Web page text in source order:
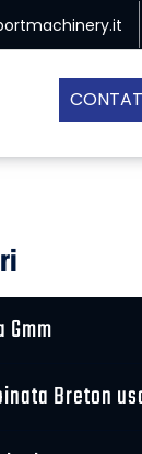
Breton